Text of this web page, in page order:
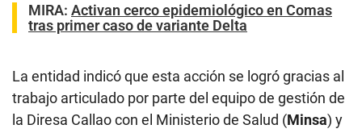
MIRA: Activan cerco epidemiológico en Comas
tras primer caso de variante Delta
La entidad indicó que esta acción se logró gracias al
trabajo articulado por parte del equipo de gestión de
la Diresa Callao con el Ministerio de Salud (Minsa) y